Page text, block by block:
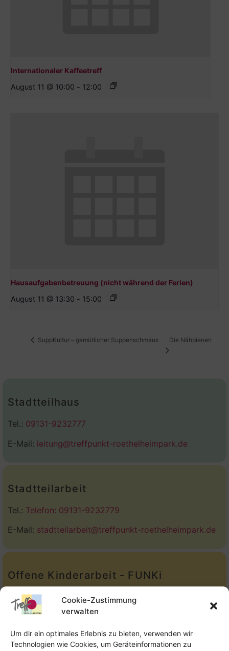
Cookie-Zustimmung
verwalten
Um dir ein optimales Erlebnis zu bieten, verwenden wir
Technologien wie Cookies, um Geräteinformationen zu
Internationaler Kaffeetreff
August 11 @ 10:00 - 12:00
Hausaufgabenbetreuung (nicht während der Ferien)
August 11 @ 13:30 - 15:00
SuppKultur – gemütlicher Suppenschmaus Die Nähbienen
Stadtteilhaus
Tel.: 09131-9232777
E-Mail: leitung@treffpunkt-roethelheimpark.de
Stadtteilarbeit
Tel.: Telefon: 09131-9232779
E-Mail: stadtteilarbeit@treffpunkt-roethelheimpark.de
Offene Kinderarbeit - FUNKi
Tel.:Telefon: 09131-610749
E-Mail:oka@treffpunkt-roethelheimpark.de